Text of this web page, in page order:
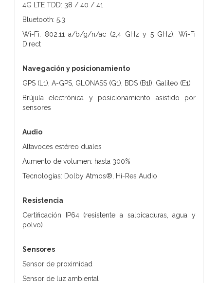
4G LTE TDD: 38 / 40 / 41
Bluetooth: 5.3
Wi-Fi: 802.11 a/b/g/n/ac (2,4 GHz y 5 GHz), Wi-Fi
Direct
Navegación y posicionamiento
GPS (L1), A-GPS, GLONASS (G1), BDS (B1I), Galileo (E1)
Brújula electrónica y posicionamiento asistido por
sensores
Audio
Altavoces estéreo duales
Aumento de volumen: hasta 300%
Tecnologías: Dolby Atmos®, Hi-Res Audio
Resistencia
Certificación IP64 (resistente a salpicaduras, agua y
polvo)
Sensores
Sensor de proximidad
Sensor de luz ambiental